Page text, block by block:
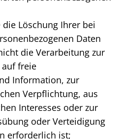
die Löschung Ihrer bei
Daten
die Verarbeitung zur
auf freie
Information, zur
Verpflichtung, aus
Interesses oder zur
oder Verteidigung
erforderlich ist;